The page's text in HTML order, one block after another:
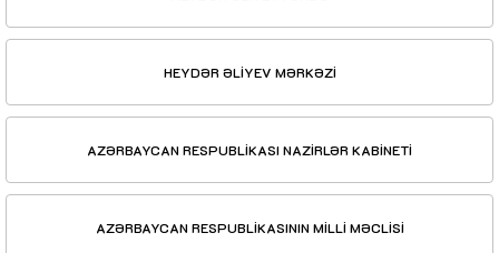
HEYDƏR ƏLİYEV MƏRKƏZİ
AZƏRBAYCAN RESPUBLİKASI NAZİRLƏR KABİNETİ
AZƏRBAYCAN RESPUBLİKASININ MİLLİ MƏCLİSİ